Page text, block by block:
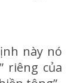
này nó
riêng của